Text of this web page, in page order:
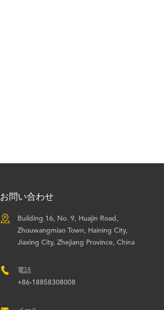
お問い合わせ

Building 16, No. 9, Huajin Road,
Zhouwangmiao Town, Haining City,
Jiaxing City, Zhejiang Province, China

電話
+86-18858308008